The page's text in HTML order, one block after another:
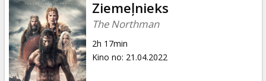
Ziemeļnieks
The Northman
2h 17min
Kino no: 21.04.2022